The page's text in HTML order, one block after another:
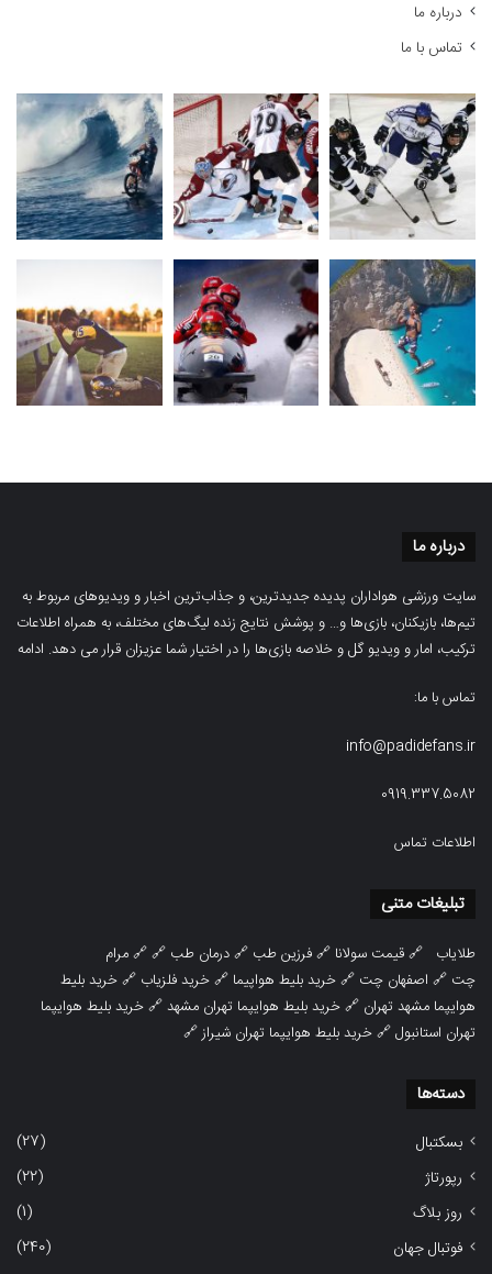
درباره ما
تماس با ما
درباره ما
سایت ورزشی هواداران پدیده جدیدترین، و جذاب‌ترین اخبار و ویدیوهای مربوط به
تیم‌ها، بازیکنان، بازی‌ها و… و پوشش نتایج زنده لیگ‌های مختلف، به همراه اطلاعات
ترکیب، امار و ویدیو‌‌ گل‌ و خلاصه بازی‌ها را در اختیار شما عزیزان قرار می دهد. ادامه
تماس با ما:
info@padidefans.ir
0919.337.5082
اطلاعات تماس
تبلیغات متنی
طلایاب 🔗قیمت سولانا 🔗فرزین طب 🔗درمان طب 🔗 🔗مرام
چت 🔗 اصفهان چت 🔗خرید بلیط هواپیما 🔗خرید فلزیاب 🔗خرید بلیط
هوایپما مشهد تهران 🔗خرید بلیط هوایپما تهران مشهد🔗خرید بلیط هوایپما
تهران استانبول🔗خرید بلیط هوایپما تهران شیراز🔗
دسته‌ها
بسکتبال
(27)
رپورتاژ
(22)
روز بلاگ
(1)
فوتبال جهان
(240)